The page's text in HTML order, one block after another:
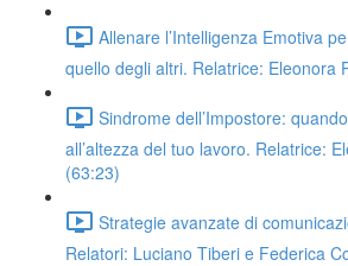
Allenare l’Intelligenza Emotiva
quello degli altri. Relatrice: Eleonora
Sindrome dell’Impostore:
all’altezza del tuo lavoro. Relatrice:
(63:23)
Strategie avanzate di
Relatori: Luciano Tiberi e Federica